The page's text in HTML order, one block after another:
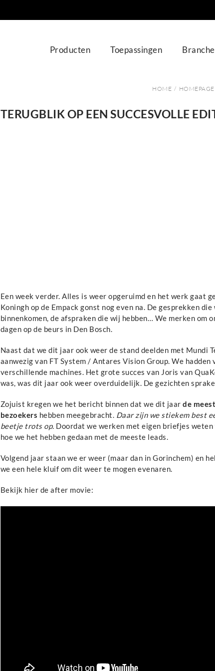
Producten Toepassingen Branche
HOME / HOMEPAGE
TERUGBLIK OP EEN SUCCESVOLLE
Een week verder. Alles is weer opgeruimd en het werk gaat
Koningh op de Empack gonst nog even na. De gesprekken
binnenkomen, de afspraken die wij hebben… We merken om
dagen op de beurs in Den Bosch.
Naast dat we dit jaar ook weer de stand deelden met Mundi
aanwezig van FT System / Antares Vision Group. We
verschillende machines. Het grote succes van Joris van
was, was dit jaar ook weer overduidelijk. De gezichten
Zojuist kregen we het bericht binnen dat we dit jaar de
bezoekers hebben meegebracht. Daar zijn we stiekem best
beetje trots op. Doordat we werken met eigen briefjes weten
hoe we het hebben gedaan met de meeste leads.
Volgend jaar staan we er weer (maar dan in Gorinchem) en
we een hele kluif om dit weer te mogen evenaren.
Bekijk hier de after movie: